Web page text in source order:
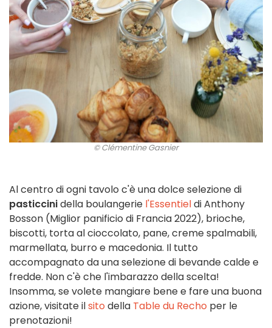
© Clémentine Gasnier
Al centro di ogni tavolo c'è una dolce selezione di
pasticcinidella boulangerie l'Essentieldi Anthony
Bosson (Miglior panificio di Francia 2022), brioche,
biscotti, torta al cioccolato, pane, creme spalmabili,
marmellata, burro e macedonia. Il tutto
accompagnato da una selezione di bevande calde e
fredde. Non c'è che l'imbarazzo della scelta!
Insomma, se volete mangiare bene e fare una buona
azione, visitate ilsito della Table du Recho per le
prenotazioni!